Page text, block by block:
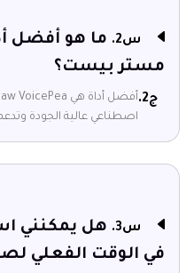
س2.
ما هو أفضل
مستر بيست؟
ج2.
اصطناعي عالية الجودة
س3.
هل يمكنني
في الوقت الفعلي